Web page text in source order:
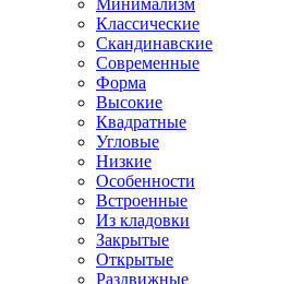
Минимализм
Классические
Скандинавские
Современные
Форма
Высокие
Квадратные
Угловые
Низкие
Особенности
Встроенные
Из кладовки
Закрытые
Открытые
Раздвижные